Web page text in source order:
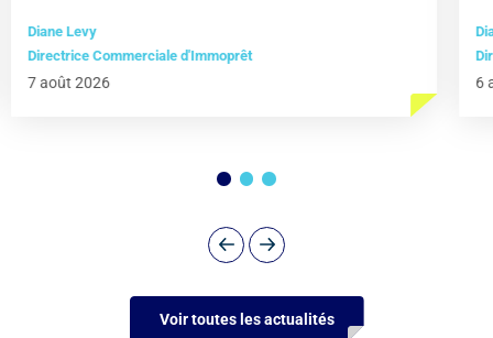
Diane Levy
Directrice Commerciale d'Immoprêt
7 août 2026 6
Voir toutes les actualités